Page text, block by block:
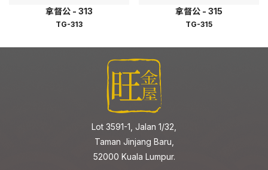
拿督公 - 313
TG-313
拿督公 - 315
TG-315
Lot 3591-1, Jalan 1/32,
Taman Jinjang Baru,
52000 Kuala Lumpur.